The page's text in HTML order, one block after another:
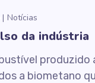
Notícias
da indústria
a biometano